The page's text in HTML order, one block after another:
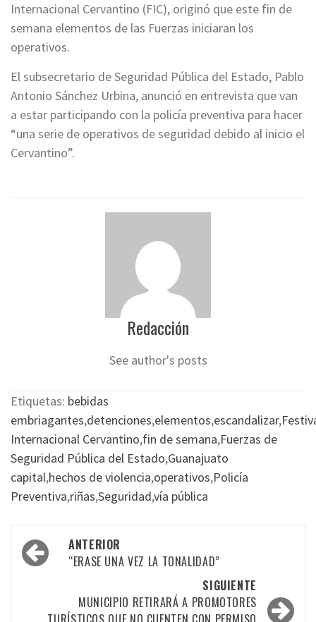
Internacional Cervantino (FIC), originó que este fin de
semana elementos de las Fuerzas iniciaran los
operativos.
El subsecretario de Seguridad Pública del Estado, Pablo
Antonio Sánchez Urbina, anunció en entrevista que van
a estar participando con la policía preventiva para hacer
“una serie de operativos de seguridad debido al inicio el
Cervantino”.
Redacción
See author's posts
Etiquetas: bebidas
embriagantes,detenciones,elementos,escandalizar,
Internacional Cervantino,fin de semana,Fuerzas de
Seguridad Pública del Estado,Guanajuato
capital,hechos de violencia,operativos,Policía
Preventiva,riñas,Seguridad,vía pública
Navegación
por
entradas
ANTERIOR
“ERASE UNA VEZ LA TONALIDAD”
SIGUIENTE
MUNICIPIO RETIRARÁ A PROMOTORES